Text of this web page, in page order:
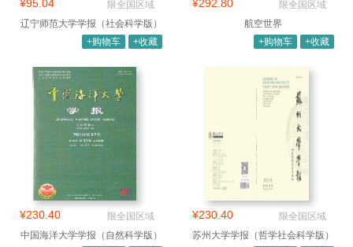
¥95.04
限全国区域
辽宁师范大学学报（社会科学版）
+购物车
+收藏
¥292.80
限全国区域
航空世界
+购物车
+收藏
¥230.40
限全国区域
中国海洋大学学报（自然科学版）
¥230.40
限全国区域
苏州大学学报（哲学社会科学版）